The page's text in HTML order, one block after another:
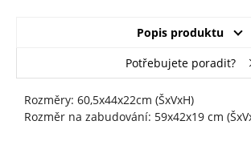
Popis produktu
Potřebujete poradit?
Rozměry: 60,5x44x22cm (ŠxVxH)
Rozměr na zabudování: 59x42x19 cm